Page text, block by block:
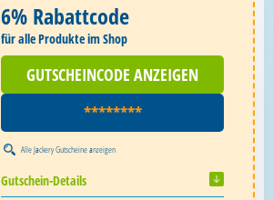
6% Rabattcode
für alle Produkte im Shop
GUTSCHEINCODE ANZEIGEN
********
AlleJackery Gutscheineanzeigen
Gutschein-Details